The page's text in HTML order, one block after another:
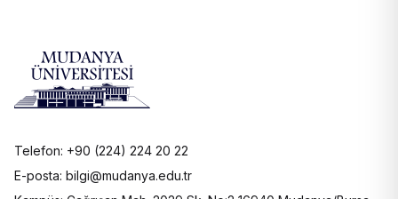
Telefon: +90 (224) 224 20 22
E-posta: bilgi@mudanya.edu.tr